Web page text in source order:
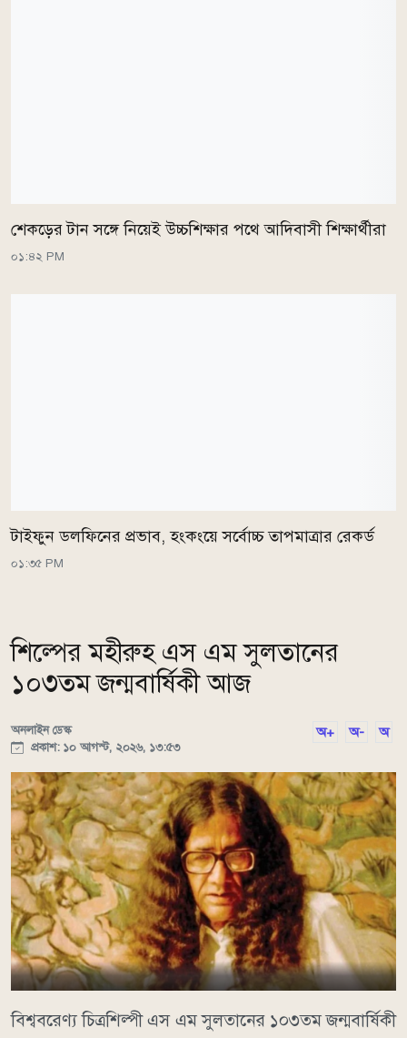
শেকড়ের টান সঙ্গে নিয়েই উচ্চশিক্ষার পথে আদিবাসী শিক্ষার্থীরা
০১:৪২ PM
টাইফুন ডলফিনের প্রভাব, হংকংয়ে সর্বোচ্চ তাপমাত্রার রেকর্ড
০১:৩৫ PM
শিল্পের মহীরুহ এস এম সুলতানের
১০৩তম জন্মবার্ষিকী আজ
অনলাইন ডেস্ক
প্রকাশ: ১০ আগস্ট, ২০২৬, ১৩:৫৩
অ+ অ- অ
বিশ্ববরেণ্য চিত্রশিল্পী এস এম সুলতানের ১০৩তম জন্মবার্ষিকী